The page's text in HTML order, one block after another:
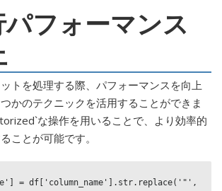
パフォーマンス
トを処理する際、パフォーマンスを向上
かのテクニックを活用することができま
な操作を用いることで、より効率的
ことが可能です。
= df['column_name'].str.replace('"',